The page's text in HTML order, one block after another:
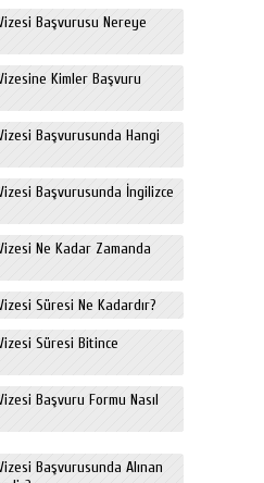
Başvurusu Nereye
Kimler Başvuru
Başvurusunda Hangi
Başvurusunda İngilizce
Ne Kadar Zamanda
Süresi Ne Kadardır?
Süresi Bitince
Başvuru Formu Nasıl
Başvurusunda Alınan